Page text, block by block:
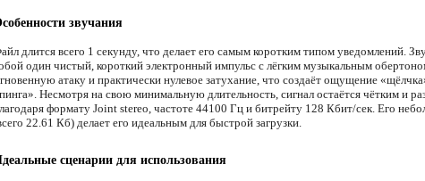
звучания
длится всего 1 секунду, что делает его самым коротким типом уведомлений.
один чистый, короткий электронный импульс с лёгким музыкальным
атаку и практически нулевое затухание, что создаёт ощущение
Несмотря на свою минимальную длительность, сигнал остаётся чётким и
формату Joint stereo, частоте 44100 Гц и битрейту 128 Кбит/сек. Его
22.61 Кб) делает его идеальным для быстрой загрузки.
сценарии для использования